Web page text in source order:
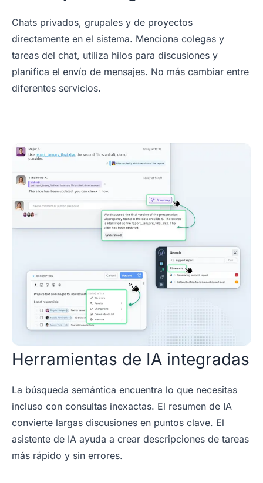
Chats privados, grupales y de proyectos
directamente en el sistema. Menciona colegas y
tareas del chat, utiliza hilos para discusiones y
planifica el envío de mensajes. No más cambiar entre
diferentes servicios.
Herramientas de IA integradas
La búsqueda semántica encuentra lo que necesitas
incluso con consultas inexactas. El resumen de IA
convierte largas discusiones en puntos clave. El
asistente de IA ayuda a crear descripciones de tareas
más rápido y sin errores.